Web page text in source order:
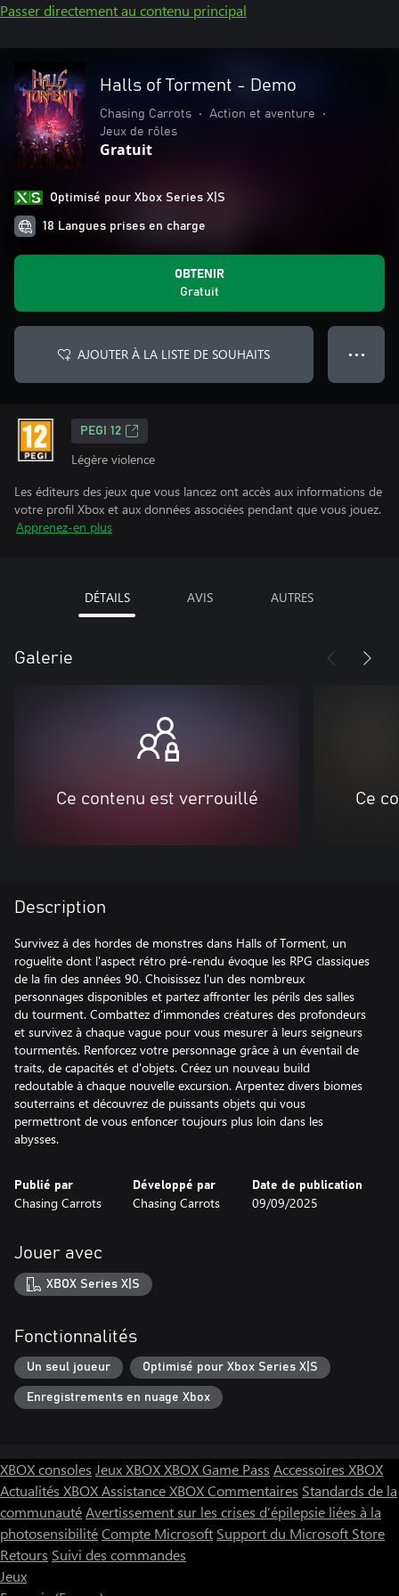
Passer directement au contenu principal
Halls of Torment - Demo
Chasing Carrots • Action et aventure
•
Jeux de rôles
Gratuit
Optimisé pour Xbox Series X|S
18 Langues prises en charge
OBTENIR
Gratuit
AJOUTER À LA LISTE DE SOUHAITS ● ● ●
PEGI 12
Légère violence
Les éditeurs des jeux que vous lancez ont accès aux informations de
votre profil Xbox et aux données associées pendant que vous jouez.
Apprenez-en plus
DÉTAILS AVIS AUTRES
Galerie
Ce contenu est verrouillé Ce
Description
Survivez à des hordes de monstres dans Halls of Torment, un
roguelite dont l'aspect rétro pré-rendu évoque les RPG classiques
de la fin des années 90. Choisissez l'un des nombreux
personnages disponibles et partez affronter les périls des salles
du tourment. Combattez d'immondes créatures des profondeurs
et survivez à chaque vague pour vous mesurer à leurs seigneurs
tourmentés. Renforcez votre personnage grâce à un éventail de
traits, de capacités et d'objets. Créez un nouveau build
redoutable à chaque nouvelle excursion. Arpentez divers biomes
souterrains et découvrez de puissants objets qui vous
permettront de vous enfoncer toujours plus loin dans les
abysses.
Publié par
Chasing Carrots
Développé par
Chasing Carrots
Date de publication
09/09/2025
Jouer avec
XBOX Series X|S
Fonctionnalités
Un seul joueur Optimisé pour Xbox Series X|S
Enregistrements en nuage Xbox
XBOX consoles Jeux XBOXXBOX Game Pass Accessoires XBOX
Actualités XBOXAssistance XBOXCommentaires Standards de la
communautéAvertissement sur les crises d’épilepsie liées à la
photosensibilitéCompte Microsoft Support du Microsoft Store
Retours Suivi des commandes
Jeux